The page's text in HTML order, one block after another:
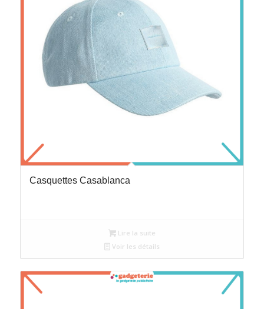
Casquettes Casablanca
Lire la suite
Voir les détails